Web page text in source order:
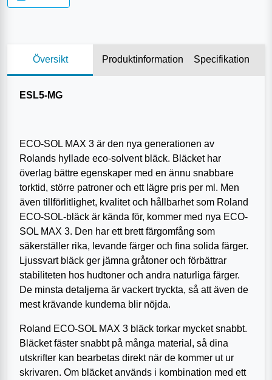
Översikt Produktinformation Specifikation
ESL5-MG
ECO-SOL MAX 3 är den nya generationen av
Rolands hyllade eco-solvent bläck. Bläcket har
överlag bättre egenskaper med en ännu snabbare
torktid, större patroner och ett lägre pris per ml. Men
även tillförlitlighet, kvalitet och hållbarhet som Roland
ECO-SOL-bläck är kända för, kommer med nya ECO-
SOL MAX 3. Den har ett brett färgomfång som
säkerställer rika, levande färger och fina solida färger.
Ljussvart bläck ger jämna gråtoner och förbättrar
stabiliteten hos hudtoner och andra naturliga färger.
De minsta detaljerna är vackert tryckta, så att även de
mest krävande kunderna blir nöjda.
Roland ECO-SOL MAX 3 bläck torkar mycket snabbt.
Bläcket fäster snabbt på många material, så dina
utskrifter kan bearbetas direkt när de kommer ut ur
skrivaren. Om bläcket används i kombination med ett